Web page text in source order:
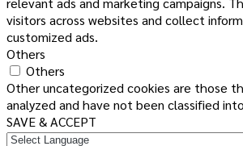
visitors across websites and collect
customized ads.
Others
Others
Other uncategorized cookies are those
analyzed and have not been classified
SAVE & ACCEPT